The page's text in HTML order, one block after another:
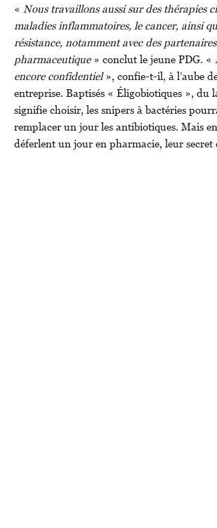
« Nous travaillons aussi sur des thérapies
maladies inflammatoires, le cancer, ainsi
résistance, notamment avec des
pharmaceutique» conclut le jeune PDG. «
encore confidentiel», confie-t-il, à l’aube
entreprise. Baptisés « Éligobiotiques », du
signifie choisir, les snipers à bactéries
remplacer un jour les antibiotiques. Mais
déferlent un jour en pharmacie, leur secret